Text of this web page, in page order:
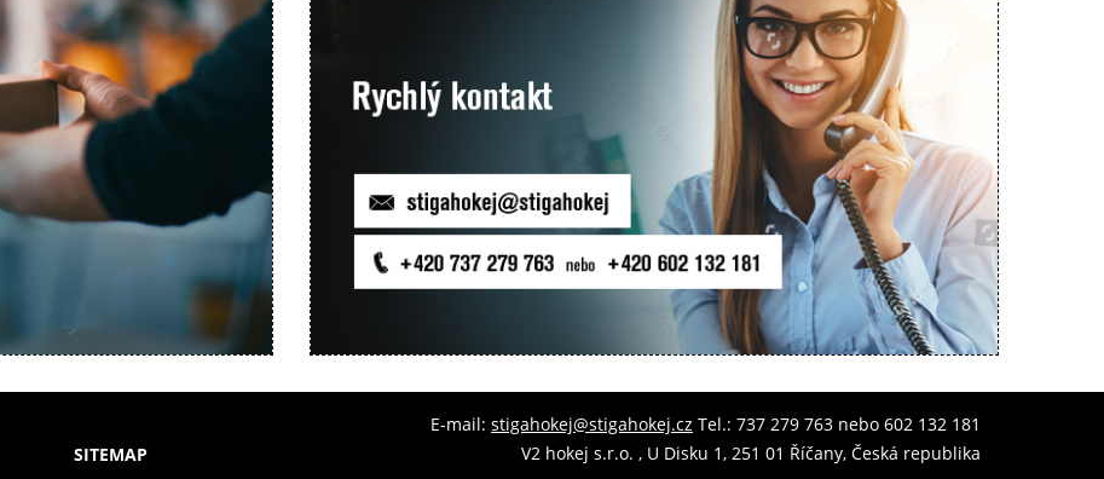
SITEMAP
E-mail: stigahokej@stigahokej.cz Tel.: 737 279 763 nebo 602 132 181
V2 hokej s.r.o. , U Disku 1, 251 01 Říčany, Česká republika